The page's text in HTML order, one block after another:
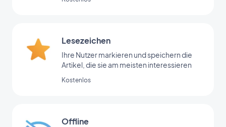
Lesezeichen
Ihre Nutzer markieren und speichern die
Artikel, die sie am meisten interessieren
Kostenlos
Offline